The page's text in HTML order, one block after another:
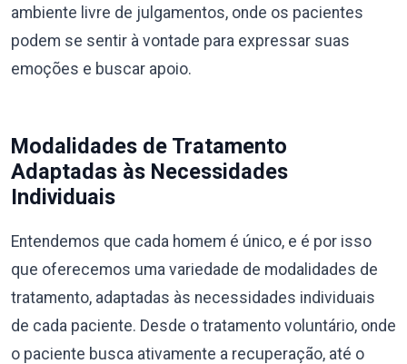
ambiente livre de julgamentos, onde os pacientes
podem se sentir à vontade para expressar suas
emoções e buscar apoio.
Modalidades de Tratamento
Adaptadas às Necessidades
Individuais
Entendemos que cada homem é único, e é por isso
que oferecemos uma variedade de modalidades de
tratamento, adaptadas às necessidades individuais
de cada paciente. Desde o tratamento voluntário, onde
o paciente busca ativamente a recuperação, até o